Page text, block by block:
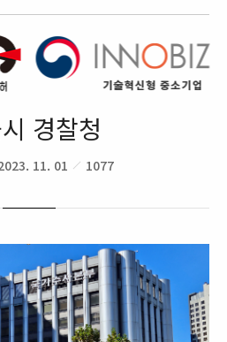
경찰청
11. 01 1077